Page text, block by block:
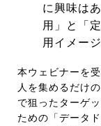
に興味は
用」と「
用イメー
本ウェビナーを
人を集めるだけ
で狙ったターゲ
ための「データ